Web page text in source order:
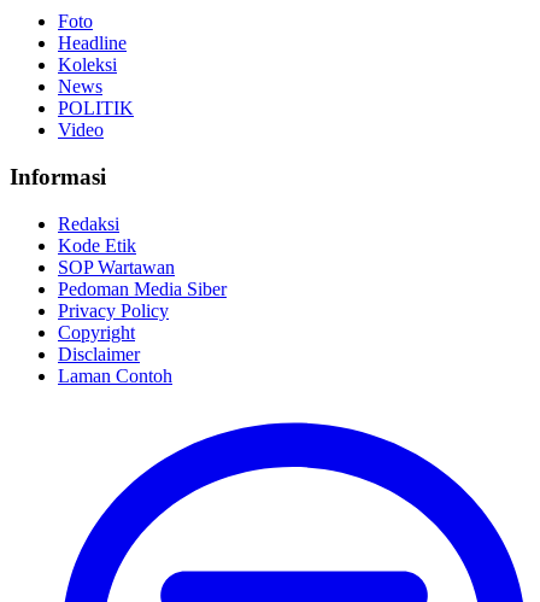
Foto
Headline
Koleksi
News
POLITIK
Video
Informasi
Redaksi
Kode Etik
SOP Wartawan
Pedoman Media Siber
Privacy Policy
Copyright
Disclaimer
Laman Contoh